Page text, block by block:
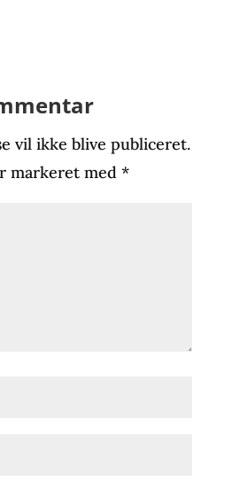
vil ikke blive publiceret.
markeret med *